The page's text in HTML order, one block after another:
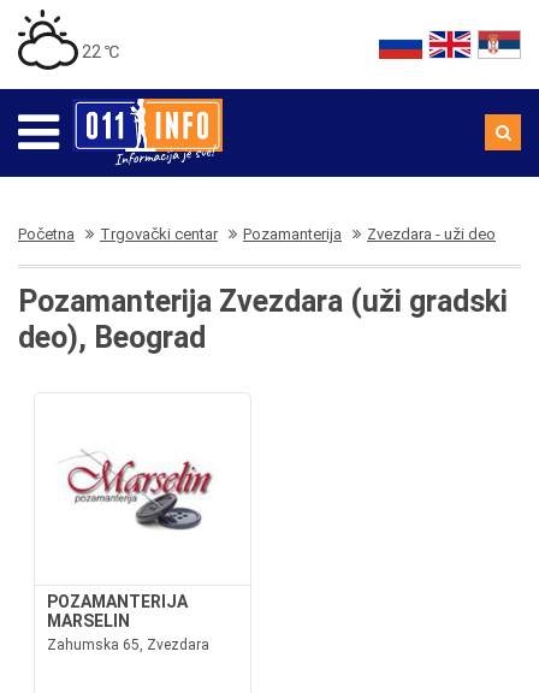
22 ℃
Početna Trgovački centar Pozamanterija Zvezdara - uži deo
Pozamanterija Zvezdara (uži gradski
deo), Beograd
POZAMANTERIJA
MARSELIN
Zahumska 65, Zvezdara